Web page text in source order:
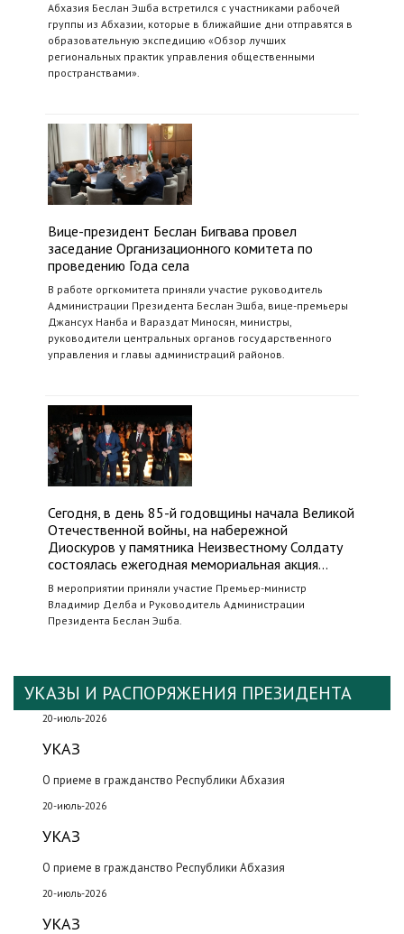
Абхазия Беслан Эшба встретился с участниками рабочей
группы из Абхазии, которые в ближайшие дни отправятся в
образовательную экспедицию «Обзор лучших
региональных практик управления общественными
пространствами».
Вице-президент Беслан Бигвава провел
заседание Организационного комитета по
проведению Года села
В работе оргкомитета приняли участие руководитель
Администрации Президента Беслан Эшба, вице-премьеры
Джансух Нанба и Вараздат Миносян, министры,
руководители центральных органов государственного
управления и главы администраций районов.
Сегодня, в день 85-й годовщины начала Великой
Отечественной войны, на набережной
Диоскуров у памятника Неизвестному Солдату
состоялась ежегодная мемориальная акция…
В мероприятии приняли участие Премьер-министр
Владимир Делба и Руководитель Администрации
Президента Беслан Эшба.
УКАЗЫ И РАСПОРЯЖЕНИЯ ПРЕЗИДЕНТА
20-июль-2026
УКАЗ
О приеме в гражданство Республики Абхазия
20-июль-2026
УКАЗ
О приеме в гражданство Республики Абхазия
20-июль-2026
УКАЗ